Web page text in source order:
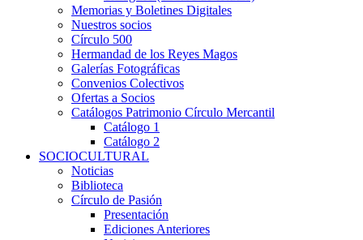
Memorias y Boletines Digitales
Nuestros socios
Círculo 500
Hermandad de los Reyes Magos
Galerías Fotográficas
Convenios Colectivos
Ofertas a Socios
Catálogos Patrimonio Círculo Mercantil
Catálogo 1
Catálogo 2
SOCIOCULTURAL
Noticias
Biblioteca
Círculo de Pasión
Presentación
Ediciones Anteriores